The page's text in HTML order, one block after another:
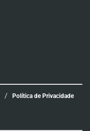
Política de Privacidade